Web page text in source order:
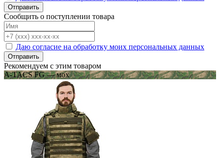
Отправить
Сообщить о поступлении товара
Даю согласие на обработку моих персональных данных
Отправить
Рекомендуем с этим товаром
A-TACS FG — мох